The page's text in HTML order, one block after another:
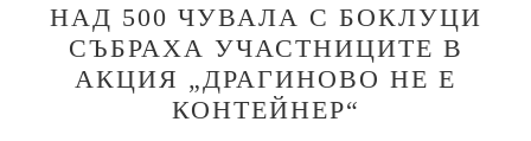
НАД 500 ЧУВАЛА С БОКЛУЦИ
СЪБРАХА УЧАСТНИЦИТЕ В
АКЦИЯ „ДРАГИНОВО НЕ Е
КОНТЕЙНЕР“